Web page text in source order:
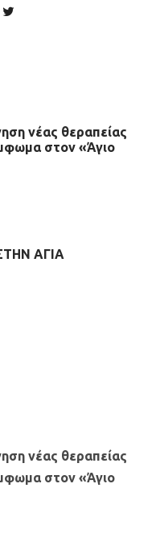
νέας θεραπείας
στον «Άγιο
ΑΓΙΑ
νέας θεραπείας
στον «Άγιο